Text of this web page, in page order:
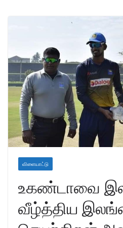
விளையாட்டு
உகண்டாவை
வீழ்த்திய